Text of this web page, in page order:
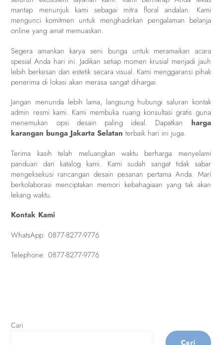
mantap menunjuk kami sebagai mitra floral andalan. Kami
mengunci komitmen untuk menghadirkan pengalaman belanja
online yang amat memuaskan.
Segera amankan karya seni bunga untuk meramaikan acara
spesial Anda hari ini. Jadikan setiap momen krusial menjadi jauh
lebih berkesan dan estetik secara visual. Kami menggaransi pihak
penerima di lokasi akan merasa sangat dihargai.
Jangan menunda lebih lama, langsung hubungi saluran kontak
admin resmi kami. Kami membuka ruang konsultasi gratis guna
menemukan opsi desain paling ideal. Dapatkan harga
karangan bunga Jakarta Selatan terbaik hari ini juga.
Terima kasih telah meluangkan waktu berharga menyelami
panduan dan katalog kami. Kami sudah sangat tidak sabar
mengeksekusi rancangan desain pesanan pertama Anda. Mari
berkolaborasi menciptakan memori kebahagiaan yang tak akan
lekang waktu.
Kontak Kami
WhatsApp:0877-8277-9776
Telephone:0877-8277-9776
Cari
Cari